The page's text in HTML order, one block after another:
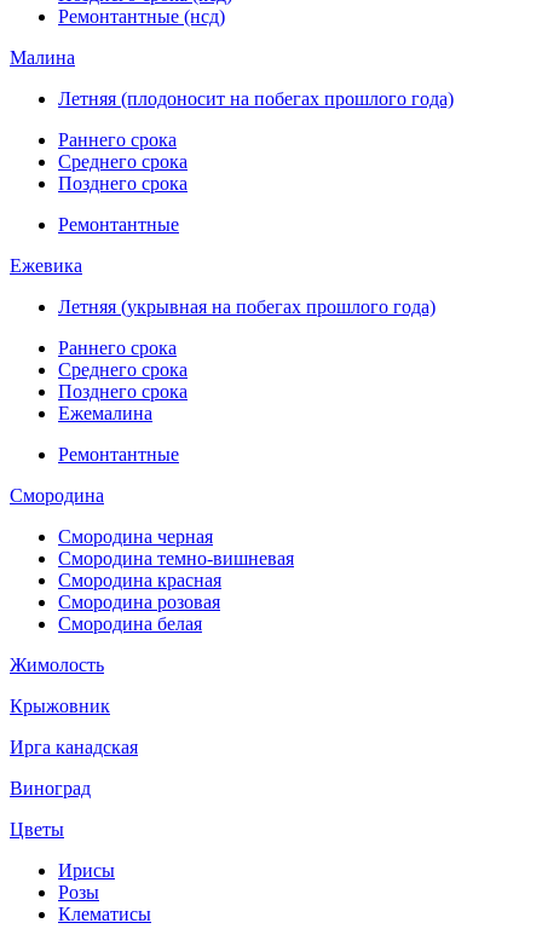
Ремонтантные (нсд)
Малина
Летняя (плодоносит на побегах прошлого года)
Раннего срока
Среднего срока
Позднего срока
Ремонтантные
Ежевика
Летняя (укрывная на побегах прошлого года)
Раннего срока
Среднего срока
Позднего срока
Ежемалина
Ремонтантные
Смородина
Смородина черная
Смородина темно-вишневая
Смородина красная
Смородина розовая
Смородина белая
Жимолость
Крыжовник
Ирга канадская
Виноград
Цветы
Ирисы
Розы
Клематисы